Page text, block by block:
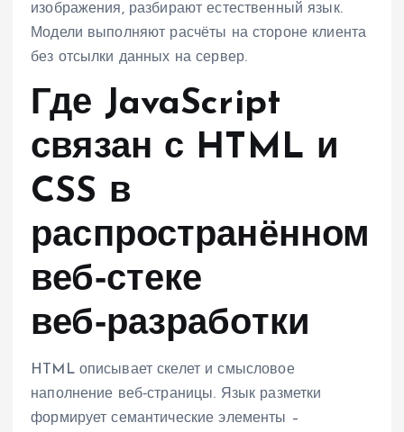
изображения, разбирают естественный язык.
Модели выполняют расчёты на стороне клиента
без отсылки данных на сервер.
Где JavaScript
связан с HTML и
CSS в
распространённом
веб‑стеке
веб‑разработки
HTML описывает скелет и смысловое
наполнение веб‑страницы. Язык разметки
формирует семантические элементы –